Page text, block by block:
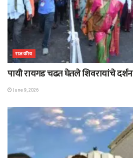
राजकीय
पायी रायगड चढत घेतले शिवरायांचे दर्शन
June 9, 2026